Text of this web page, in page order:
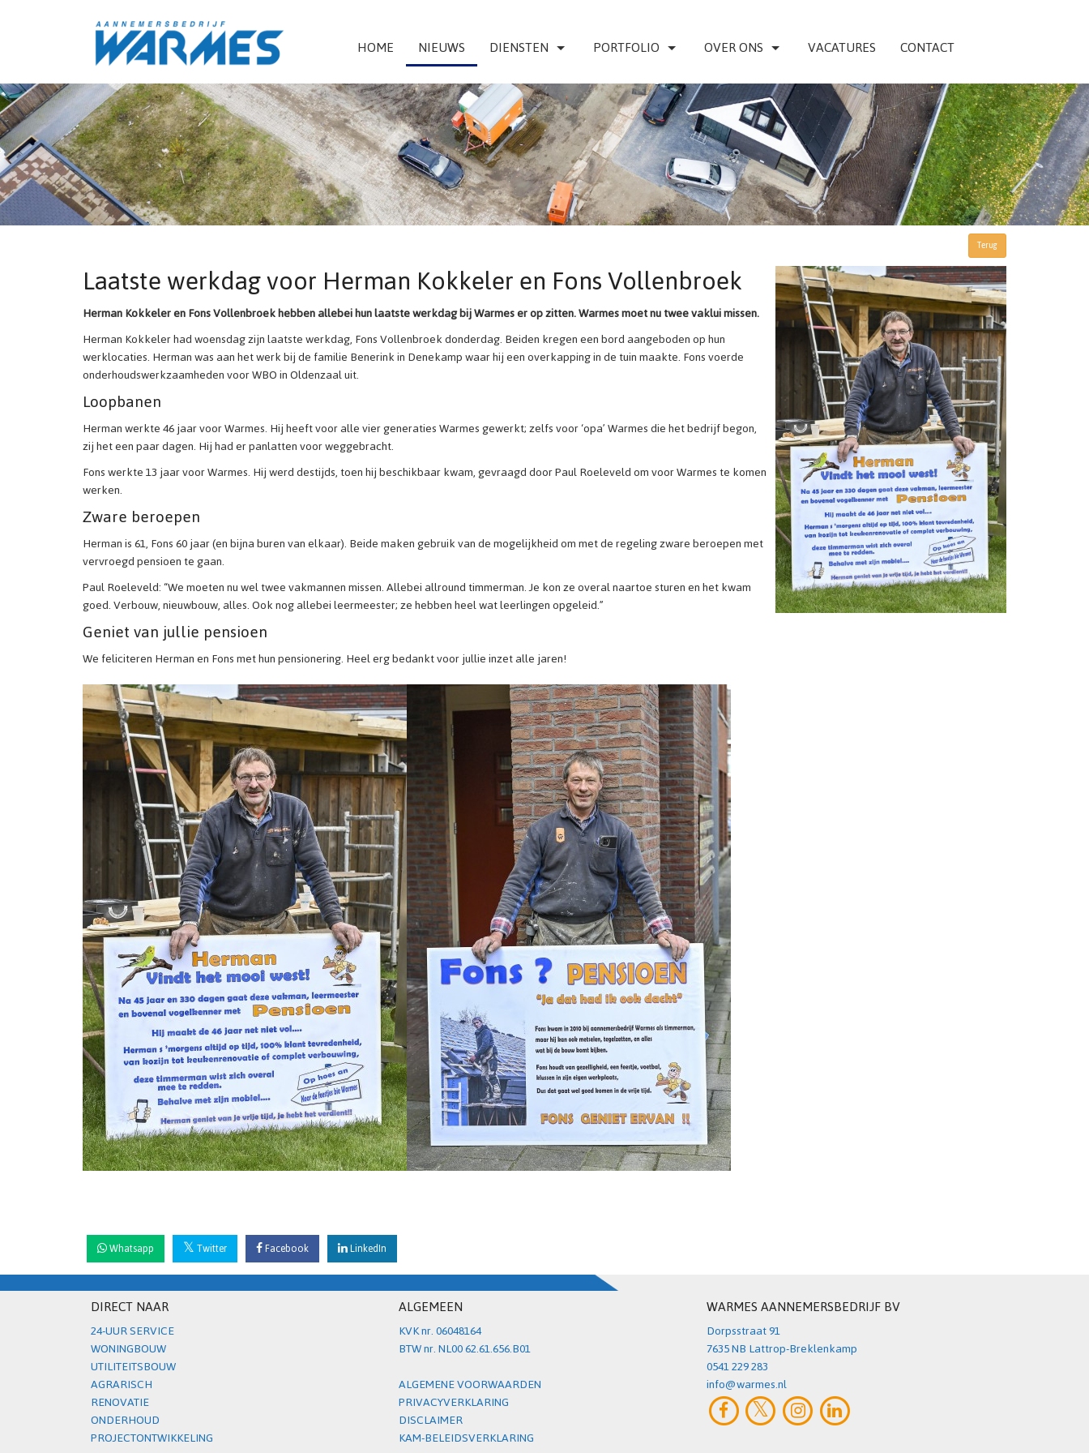
HOME NIEUWS DIENSTEN PORTFOLIO OVER ONS VACATURES CONTACT
Terug
Laatste werkdag voor Herman Kokkeler en Fons Vollenbroek
Herman Kokkeler en Fons Vollenbroek hebben allebei hun laatste werkdag bij Warmes er op zitten. Warmes moet nu twee vaklui missen.
Herman Kokkeler had woensdag zijn laatste werkdag, Fons Vollenbroek donderdag. Beiden kregen een bord aangeboden op hun
werklocaties. Herman was aan het werk bij de familie Benerink in Denekamp waar hij een overkapping in de tuin maakte. Fons voerde
onderhoudswerkzaamheden voor WBO in Oldenzaal uit.
Loopbanen
Herman werkte 46 jaar voor Warmes. Hij heeft voor alle vier generaties Warmes gewerkt; zelfs voor ‘opa’ Warmes die het bedrijf begon,
zij het een paar dagen. Hij had er panlatten voor weggebracht.
Fons werkte 13 jaar voor Warmes. Hij werd destijds, toen hij beschikbaar kwam, gevraagd door Paul Roeleveld om voor Warmes te komen
werken.
Zware beroepen
Herman is 61, Fons 60 jaar (en bijna buren van elkaar). Beide maken gebruik van de mogelijkheid om met de regeling zware beroepen met
vervroegd pensioen te gaan.
Paul Roeleveld: “We moeten nu wel twee vakmannen missen. Allebei allround timmerman. Je kon ze overal naartoe sturen en het kwam
goed. Verbouw, nieuwbouw, alles. Ook nog allebei leermeester; ze hebben heel wat leerlingen opgeleid.”
Geniet van jullie pensioen
We feliciteren Herman en Fons met hun pensionering. Heel erg bedankt voor jullie inzet alle jaren!
Whatsapp Twitter Facebook LinkedIn
DIRECT NAAR
24-UUR SERVICE
WONINGBOUW
UTILITEITSBOUW
AGRARISCH
RENOVATIE
ONDERHOUD
PROJECTONTWIKKELING
ALGEMEEN
KVK nr. 06048164
BTW nr. NL00 62.61.656.B01
ALGEMENE VOORWAARDEN
PRIVACYVERKLARING
DISCLAIMER
KAM-BELEIDSVERKLARING
WARMES AANNEMERSBEDRIJF BV
Dorpsstraat 91
7635 NB Lattrop-Breklenkamp
0541 229 283
info@warmes.nl